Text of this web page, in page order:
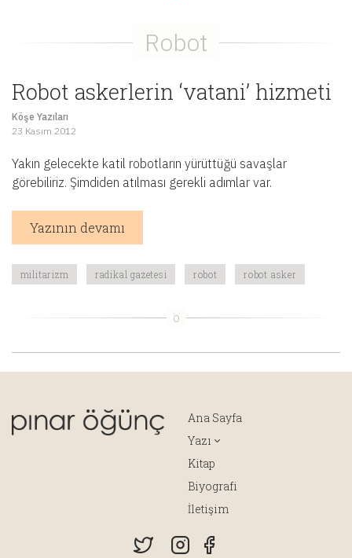
Robot askerlerin ‘vatani’ hizmeti
Köşe Yazıları
23 Kasım 2012
Yakın gelecekte katil robotların yürüttüğü savaşlar
görebiliriz. Şimdiden atılması gerekli adımlar var.
Yazının devamı
militarizm radikal gazetesi robot robot asker
Ana Sayfa
Yazı
Kitap
Biyografi
İletişim